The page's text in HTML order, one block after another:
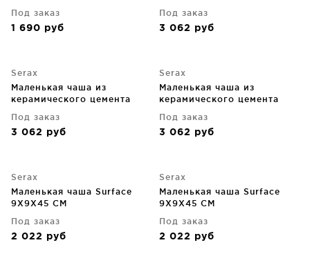
Под заказ
1 690 руб
Под заказ
3 062 руб
Serax
Маленькая чаша из
керамического цемента
Под заказ
3 062 руб
Serax
Маленькая чаша из
керамического цемента
Под заказ
3 062 руб
Serax
Маленькая чаша Surface
9X9X45 CM
Под заказ
2 022 руб
Serax
Маленькая чаша Surface
9X9X45 CM
Под заказ
2 022 руб